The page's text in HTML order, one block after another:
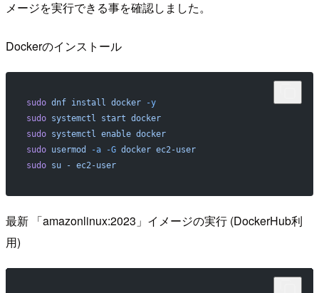
メージを実行できる事を確認しました。
Dockerのインストール
sudo dnf install docker -y
sudo systemctl start docker
sudo systemctl enable docker
sudo usermod -a -G docker ec2-user
sudo su - ec2-user
最新 「amazonlinux:2023」イメージの実行 (DockerHub利
用)